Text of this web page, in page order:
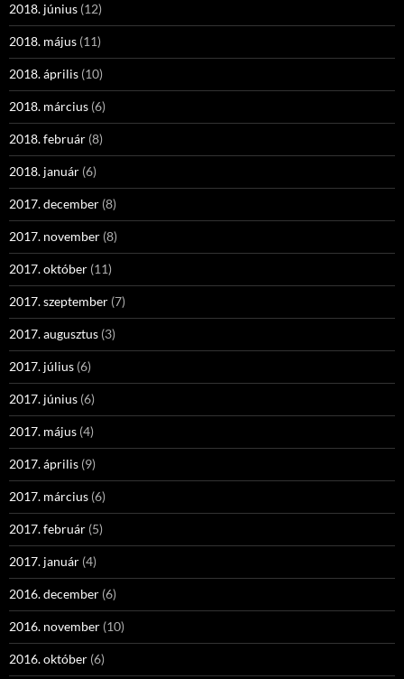
2018. június (12)
2018. május (11)
2018. április (10)
2018. március (6)
2018. február (8)
2018. január (6)
2017. december (8)
2017. november (8)
2017. október (11)
2017. szeptember (7)
2017. augusztus (3)
2017. július (6)
2017. június (6)
2017. május (4)
2017. április (9)
2017. március (6)
2017. február (5)
2017. január (4)
2016. december (6)
2016. november (10)
2016. október (6)